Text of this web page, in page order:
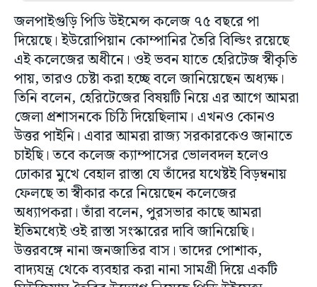
জলপাইগুড়ি পিডি উইমেন্স কলেজ ৭৫ বছরে পা
দিয়েছে। ইউরোপিয়ান কোম্পানির তৈরি বিল্ডিং রয়েছে
এই কলেজের অধীনে। ওই ভবন যাতে হেরিটেজ স্বীকৃতি
পায়, তারও চেষ্টা করা হচ্ছে বলে জানিয়েছেন অধ্যক্ষ।
তিনি বলেন, হেরিটেজের বিষয়টি নিয়ে এর আগে আমরা
জেলা প্রশাসনকে চিঠি দিয়েছিলাম। এখনও কোনও
উত্তর পাইনি। এবার আমরা রাজ্য সরকারকেও জানাতে
চাইছি। তবে কলেজ ক্যাম্পাসের ভোলবদল হলেও
ঢোকার মুখে বেহাল রাস্তা যে তাঁদের যথেষ্টই বিড়ম্বনায়
ফেলছে তা স্বীকার করে নিয়েছেন কলেজের
অধ্যাপকরা। তাঁরা বলেন, পুরসভার কাছে আমরা
ইতিমধ্যেই ওই রাস্তা সংস্কারের দাবি জানিয়েছি।
উত্তরবঙ্গে নানা জনজাতির বাস। তাদের পোশাক,
বাদ্যযন্ত্র থেকে ব্যবহার করা নানা সামগ্রী দিয়ে একটি